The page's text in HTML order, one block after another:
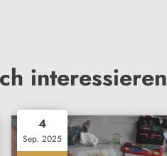
interessieren
4
Sep. 2025